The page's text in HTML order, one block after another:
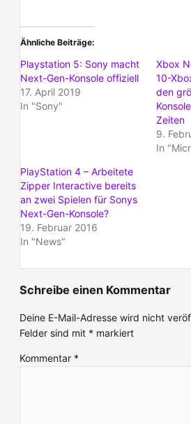
Ähnliche Beiträge
Playstation 5: Sony macht
Next-Gen-Konsole offiziell
17. April 2019
In "Sony"
Xbox
10-
den
Zeiten
9.
In
PlayStation 4 – Arbeitete
Zipper Interactive bereits
an zwei Spielen für Sonys
Next-Gen-Konsole?
19. Februar 2016
In "News"
Schreibe einen Kommentar
Deine E-Mail-Adresse wird nicht
Felder sind mit * markiert
Kommentar *